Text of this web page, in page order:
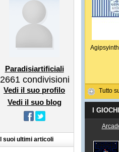
Paradisiartificiali
2661 condivisioni
Vedi il suo profilo
Vedi il suo blog
I suoi ultimi articoli
Tutto
I